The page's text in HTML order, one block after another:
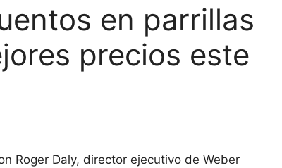
en parrillas
precios este
Roger Daly, director ejecutivo de Weber